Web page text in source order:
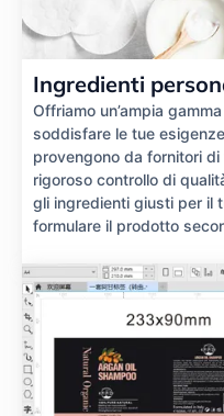
Ingredienti
Offriamo un’ampia
soddisfare le tue
provengono da fornitori
rigoroso controllo di
gli ingredienti giusti per il
formulare il prodotto